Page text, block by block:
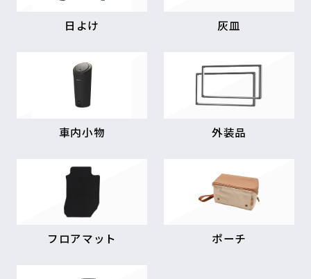
日よけ 灰皿
車内小物 外装品
フロアマット ポーチ